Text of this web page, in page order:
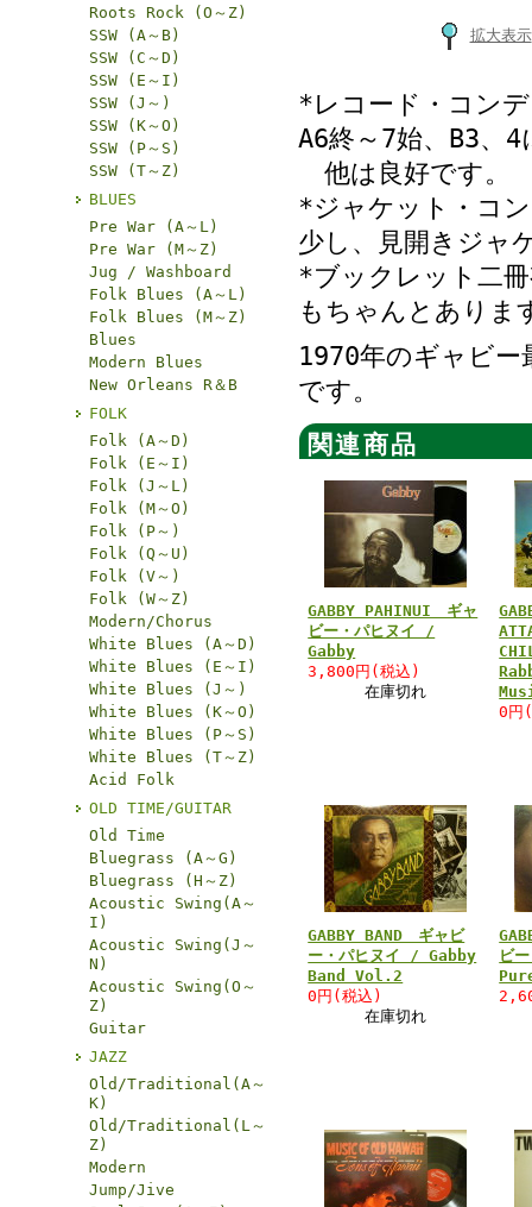
Roots Rock (O～Z)
SSW (A～B)
SSW (C～D)
SSW (E～I)
SSW (J～)
SSW (K～O)
SSW (P～S)
SSW (T～Z)
BLUES
Pre War (A～L)
Pre War (M～Z)
Jug / Washboard
Folk Blues (A～L)
Folk Blues (M～Z)
Blues
Modern Blues
New Orleans R＆B
FOLK
Folk (A～D)
Folk (E～I)
Folk (J～L)
Folk (M～O)
Folk (P～)
Folk (Q～U)
Folk (V～)
Folk (W～Z)
Modern/Chorus
White Blues (A～D)
White Blues (E～I)
White Blues (J～)
White Blues (K～O)
White Blues (P～S)
White Blues (T～Z)
Acid Folk
OLD TIME/GUITAR
Old Time
Bluegrass (A～G)
Bluegrass (H～Z)
Acoustic Swing(A～
I)
Acoustic Swing(J～
N)
Acoustic Swing(O～
Z)
Guitar
JAZZ
Old/Traditional(A～
K)
Old/Traditional(L～
Z)
Modern
Jump/Jive
拡大表示
*レコード・コ
A6終～7始、B3、
他は良好です。
*ジャケット・コ
少し、見開きジャ
*ブックレット二
もちゃんとありま
1970年のギャビー
です。
関連商品
GABBY PAHINUI ギャ
ビー・パヒヌイ /
Gabby
3,800円(税込)
在庫切れ
0円
GABBY BAND ギャビ
ー・パヒヌイ / Gabby
Band Vol.2
0円(税込)
在庫切れ
ビ